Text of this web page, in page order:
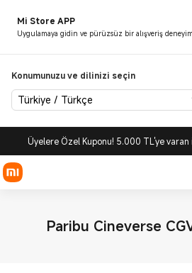
Mi Store APP
Uygulamaya gidin ve pürüzsüz bir alışveriş
Konumunuzu ve dilinizi seçin
Türkiye / Türkçe
Üyelere Özel Kuponu! 5.000 TL'ye varan
Paribu Cineverse